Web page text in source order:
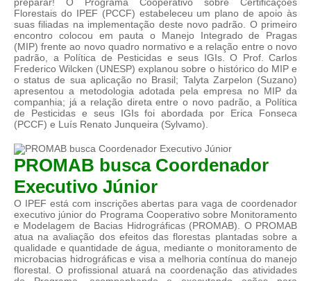
Florestais do IPEF (PCCF) estabeleceu um plano de apoio às
suas filiadas na implementação deste novo padrão. O primeiro
encontro colocou em pauta o Manejo Integrado de Pragas
(MIP) frente ao novo quadro normativo e a relação entre o novo
padrão, a Política de Pesticidas e seus IGIs. O Prof. Carlos
Frederico Wilcken (UNESP) explanou sobre o histórico do MIP e
o status de sua aplicação no Brasil; Talyta Zarpelon (Suzano)
apresentou a metodologia adotada pela empresa no MIP da
companhia; já a relação direta entre o novo padrão, a Política
de Pesticidas e seus IGIs foi abordada por Erica Fonseca
(PCCF) e Luís Renato Junqueira (Sylvamo).
PROMAB busca Coordenador
Executivo Júnior
O IPEF está com inscrições abertas para vaga de coordenador
executivo júnior do Programa Cooperativo sobre Monitoramento
e Modelagem de Bacias Hidrográficas (PROMAB). O PROMAB
atua na avaliação dos efeitos das florestas plantadas sobre a
qualidade e quantidade de água, mediante o monitoramento de
microbacias hidrográficas e visa a melhoria contínua do manejo
florestal. O profissional atuará na coordenação das atividades